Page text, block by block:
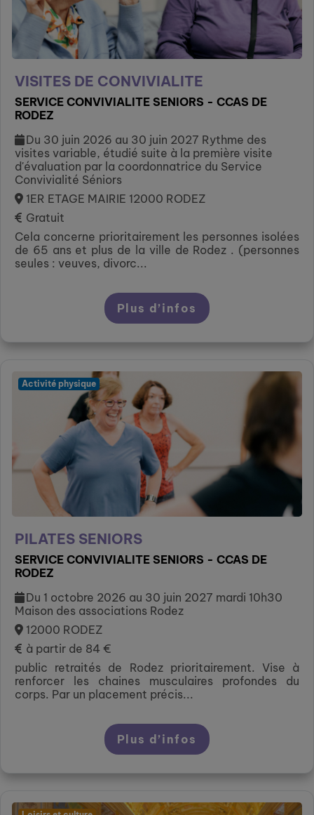
VISITES DE CONVIVIALITE
SERVICE CONVIVIALITE SENIORS - CCAS DE
RODEZ
Du 30 juin 2026 au 30 juin 2027 Rythme des
visites variable, étudié suite à la première visite
d'évaluation par la coordonnatrice du Service
Convivialité Séniors
1ER ETAGE MAIRIE 12000 RODEZ
Gratuit
Cela concerne prioritairement les personnes isolées
de 65 ans et plus de la ville de Rodez . (personnes
seules : veuves, divorc...
Plus d’infos
Activité physique
PILATES SENIORS
SERVICE CONVIVIALITE SENIORS - CCAS DE
RODEZ
Du 1 octobre 2026 au 30 juin 2027 mardi 10h30
Maison des associations Rodez
12000 RODEZ
à partir de 84 €
public retraités de Rodez prioritairement. Vise à
renforcer les chaines musculaires profondes du
corps. Par un placement précis...
Plus d’infos